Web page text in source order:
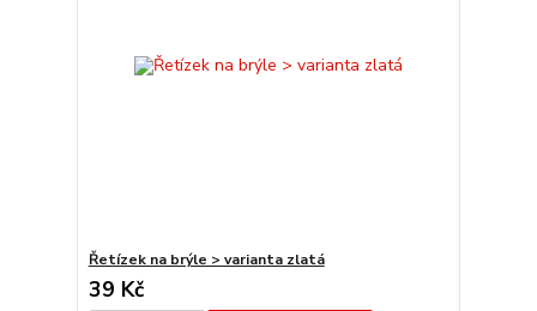
Řetízek na brýle > varianta zlatá
39 Kč